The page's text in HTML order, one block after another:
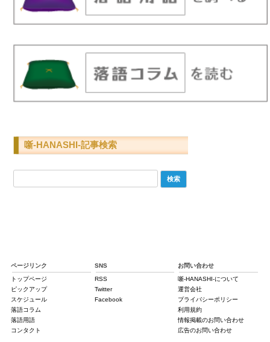
噺-HANASHI-記事検索
ページリンク
トップページ
ピックアップ
スケジュール
落語コラム
落語用語
コンタクト
SNS
RSS
Twitter
Facebook
お問い合わせ
噺-HANASHI-について
運営会社
プライバシーポリシー
利用規約
情報掲載のお問い合わせ
広告のお問い合わせ